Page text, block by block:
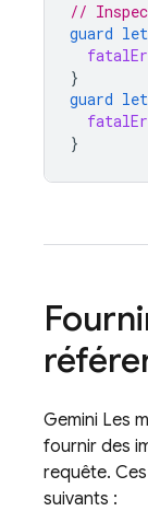
//
guard let
}
guard let
}
Gemini Les
fournir des
requête.
suivants :